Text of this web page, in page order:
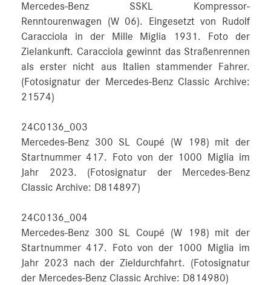
Mercedes-Benz SSKL Kompressor-
Renntourenwagen (W 06). Eingesetzt von Rudolf
Caracciola in der Mille Miglia 1931. Foto der
Zielankunft. Caracciola gewinnt das Straßenrennen
als erster nicht aus Italien stammender Fahrer.
(Fotosignatur der Mercedes-Benz Classic Archive:
21574)
24C0136_003
Mercedes-Benz 300 SL Coupé (W 198) mit der
Startnummer 417. Foto von der 1000 Miglia im
Jahr 2023. (Fotosignatur der Mercedes-Benz
Classic Archive: D814897)
24C0136_004
Mercedes-Benz 300 SL Coupé (W 198) mit der
Startnummer 417. Foto von der 1000 Miglia im
Jahr 2023 nach der Zieldurchfahrt. (Fotosignatur
der Mercedes-Benz Classic Archive: D814980)